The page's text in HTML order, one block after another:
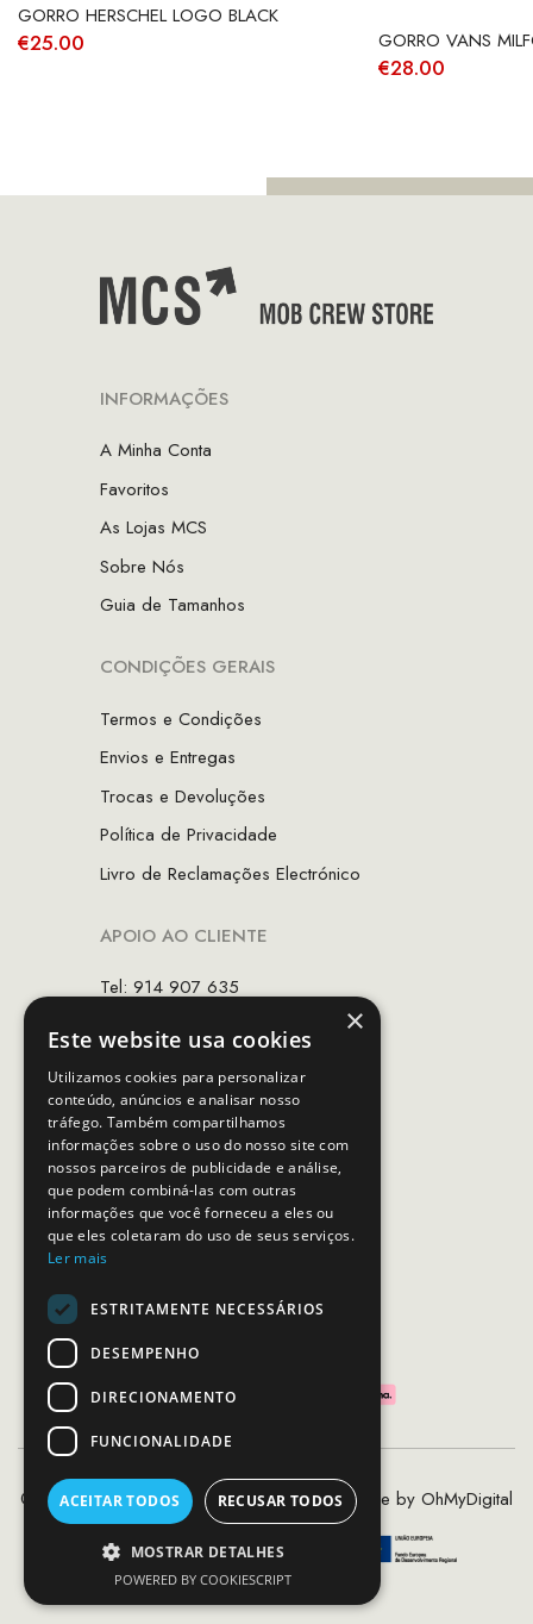
GORRO HERSCHEL LOGO BLACK
€25.00 GORRO VANS
€28.00
INFORMAÇÕES
A Minha Conta
Favoritos
As Lojas MCS
Sobre Nós
Guia de Tamanhos
CONDIÇÕES GERAIS
Termos e Condições
Envios e Entregas
Trocas e Devoluções
Política de Privacidade
Livro de Reclamações Electrónico
APOIO AO CLIENTE
Tel: 914 907 635
Horário de contacto:
Dias úteis das 10h as 19h
SEGUE-NOS
PAGAMENTOS SEGUROS
©2020 - 2026 MCS - Mob Crew Store | Made by OhMyDigital
×
Este website usa cookies
Utilizamos cookies para personalizar
conteúdo, anúncios e analisar nosso
tráfego. Também compartilhamos
informações sobre o uso do nosso site com
nossos parceiros de publicidade e análise,
que podem combiná-las com outras
informações que você forneceu a eles ou
que eles coletaram do uso de seus serviços.
Ler mais
ESTRITAMENTE NECESSÁRIOS
DESEMPENHO
DIRECIONAMENTO
FUNCIONALIDADE
ACEITAR TODOS RECUSAR TODOS
MOSTRAR DETALHES
POWERED BY COOKIESCRIPT